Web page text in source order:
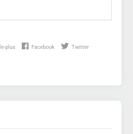
plus Facebook
Twitter